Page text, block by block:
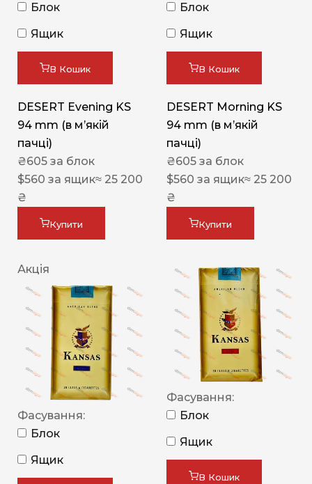
Блок
Ящик
В Кошик
DESERT Evening KS
94 mm (в мʼякій
пачці)
₴605 за блок
$560 за ящик≈ 25 200
₴
Купити
Блок
Ящик
В Кошик
DESERT Morning KS
94 mm (в мʼякій
пачці)
₴605 за блок
$560 за ящик≈ 25 200
₴
Купити
Акція
Фасування:
Блок
Ящик
Фасування:
Блок
Ящик
В Кошик